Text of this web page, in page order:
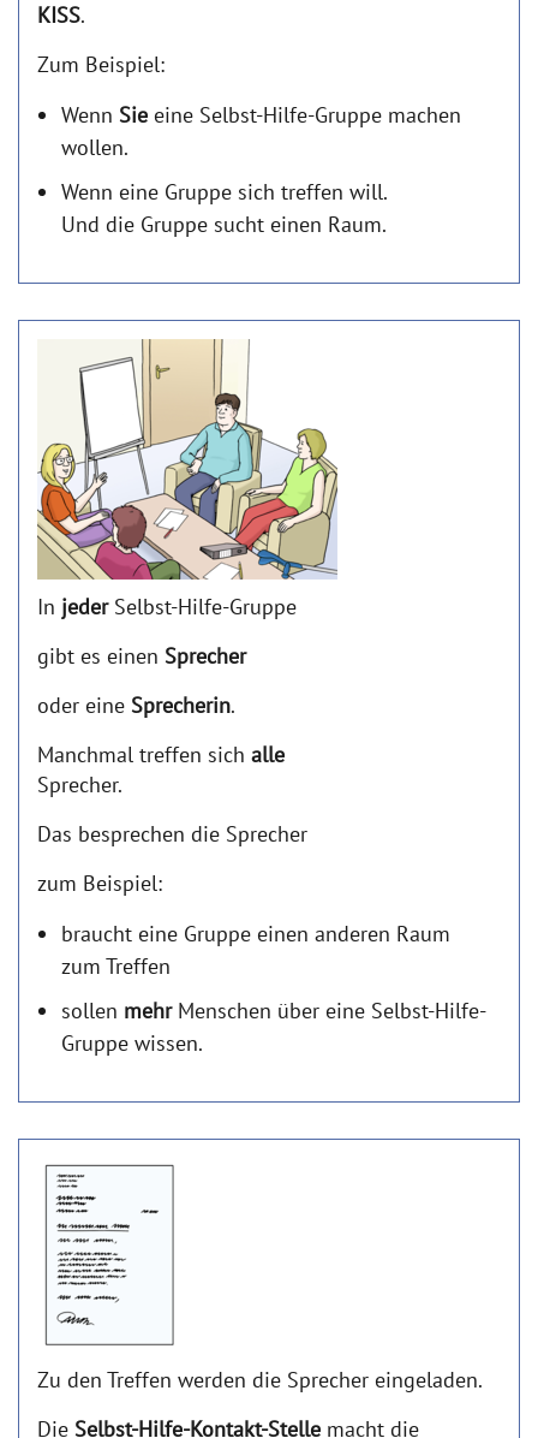
KISS.
Zum Beispiel:
Wenn Sie eine Selbst-Hilfe-Gruppe machen
wollen.
Wenn eine Gruppe sich treffen will.
Und die Gruppe sucht einen Raum.
In jederSelbst-Hilfe-Gruppe
gibt es einen Sprecher
oder eine Sprecherin.
Manchmal treffen sich alle
Sprecher.
Das besprechen die Sprecher
zum Beispiel:
braucht eine Gruppe einen anderen Raum
zum Treffen
sollen mehrMenschen über eine Selbst-Hilfe-
Gruppe wissen.
Zu den Treffen werden die Sprecher eingeladen.
Die Selbst-Hilfe-Kontakt-Stelle macht die